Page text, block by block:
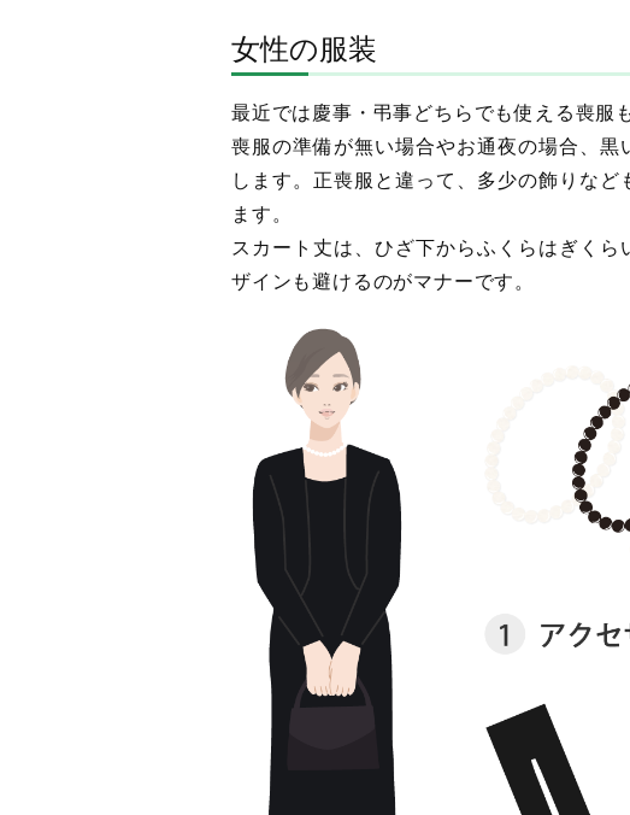
女性の服装
最近では慶事・弔事どちらでも使える喪服
喪服の準備が無い場合やお通夜の場合、
します。正喪服と違って、多少の飾りな
ます。
スカート丈は、ひざ下からふくらはぎく
ザインも避けるのがマナーです。